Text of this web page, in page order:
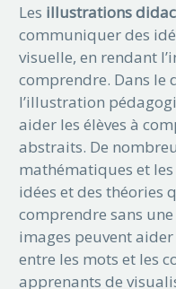
Les illustrations
communiquer des
visuelle, en rendant
comprendre. Dans le
l’illustration
aider les élèves à
abstraits. De
mathématiques et
idées et des théories
comprendre sans
images peuvent
entre les mots et les
apprenants de